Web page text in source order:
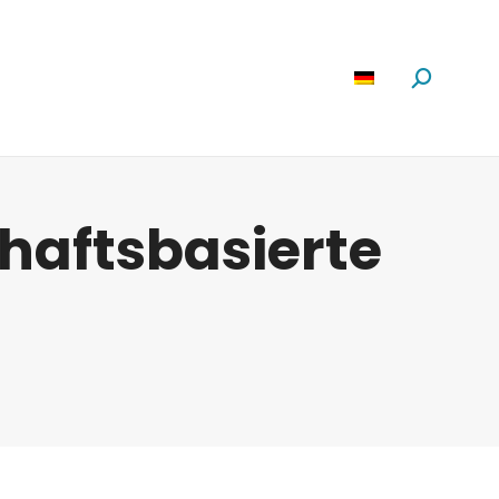
Suchen: